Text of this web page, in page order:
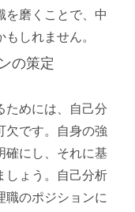
を磨くことで、中
しれません。
の策定
ためには、自己分
欠です。自身の強
確にし、それに基
しょう。自己分析
職のポジションに